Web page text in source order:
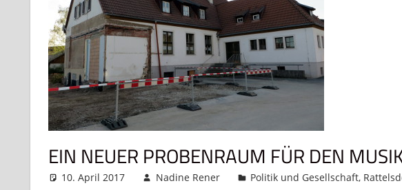
EIN NEUER PROBENRAUM FÜR DEN
10. April 2017 Nadine Rener Politik und Gesellschaft,